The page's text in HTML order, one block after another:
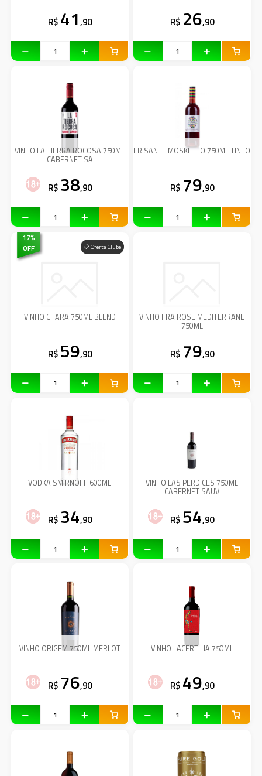
R$ 41,90 R$ 26,90
VINHO LA TIERRA ROCOSA 750ML
CABERNET SA
R$ 38,90
FRISANTE MOSKETTO 750ML TINTO
R$ 79,90
Oferta Clube
17%
OFF
VINHO CHARA 750ML BLEND
R$ 59,90
VINHO FRA ROSE MEDITERRANE
750ML
R$ 79,90
VODKA SMIRNOFF 600ML
R$ 34,90
VINHO LAS PERDICES 750ML
CABERNET SAUV
R$ 54,90
VINHO ORIGEM 750ML MERLOT
R$ 76,90
VINHO LACERTILIA 750ML
R$ 49,90